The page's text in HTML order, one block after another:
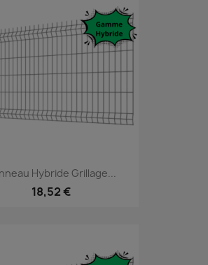
Hybride Grillage...
18,52 €